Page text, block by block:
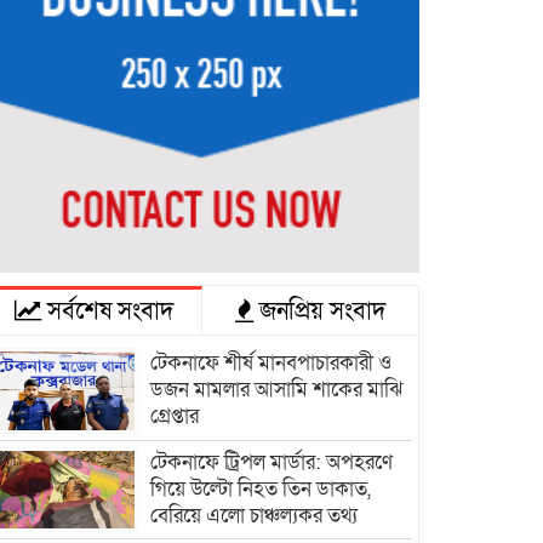
সর্বশেষ সংবাদ জনপ্রিয় সংবাদ
টেকনাফে শীর্ষ মানবপাচারকারী ও
ডজন মামলার আসামি শাকের মাঝি
গ্রেপ্তার
টেকনাফে ট্রিপল মার্ডার: অপহরণে
গিয়ে উল্টো নিহত তিন ডাকাত,
বেরিয়ে এলো চাঞ্চল্যকর তথ্য